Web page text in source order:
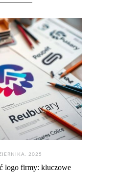
2025
logo firmy: kluczowe